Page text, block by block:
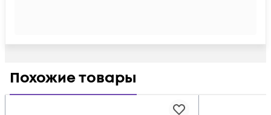
Похожие товары